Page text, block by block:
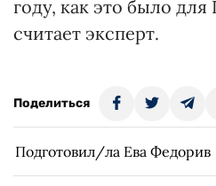
году, как это было для
считает эксперт.
Поделиться
Подготовил/ла Ева Федорив